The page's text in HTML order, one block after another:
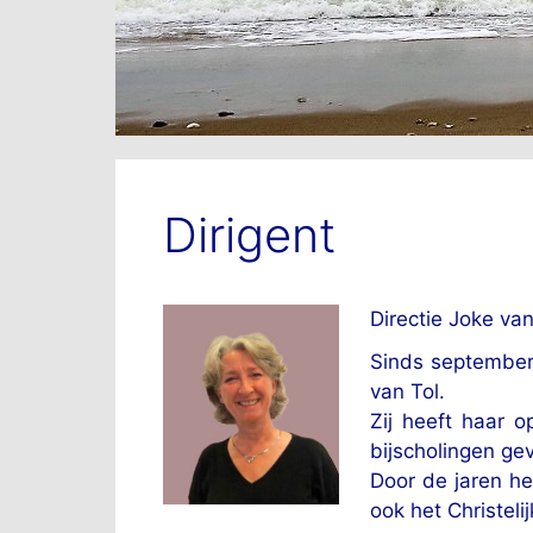
Dirigent
Directie Joke
Sinds
van Tol.
Zij heeft haar
bijscholingen
Door de jaren
ook het